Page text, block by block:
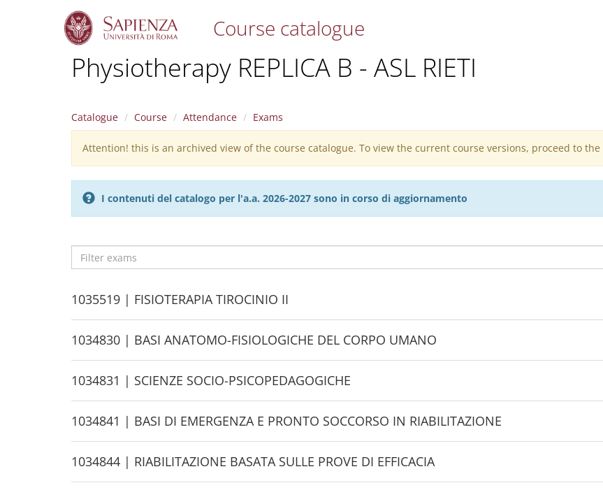
Course catalogue
Physiotherapy REPLICA B - ASL RIETI
Catalogue Course Attendance Exams
Warning
message
Attention! this is an archived view of the course catalogue. To view the current course versions, proceed to the
I contenuti del catalogo per l'a.a. 2026-2027 sono in corso di aggiornamento
H
i
d
e
1035519 | FISIOTERAPIA TIROCINIO II
H
i
d
e
1034830 | BASI ANATOMO-FISIOLOGICHE DEL CORPO UMANO
H
i
d
e
1034831 | SCIENZE SOCIO-PSICOPEDAGOGICHE
H
i
d
e
1034841 | BASI DI EMERGENZA E PRONTO SOCCORSO IN RIABILITAZIONE
H
i
1034844 | RIABILITAZIONE BASATA SULLE PROVE DI EFFICACIA